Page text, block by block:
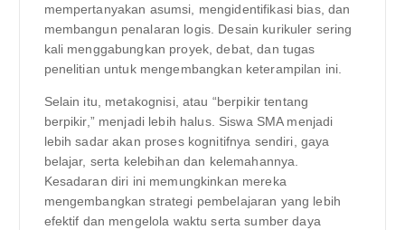
mempertanyakan asumsi, mengidentifikasi bias, dan
membangun penalaran logis. Desain kurikuler sering
kali menggabungkan proyek, debat, dan tugas
penelitian untuk mengembangkan keterampilan ini.
Selain itu, metakognisi, atau “berpikir tentang
berpikir,” menjadi lebih halus. Siswa SMA menjadi
lebih sadar akan proses kognitifnya sendiri, gaya
belajar, serta kelebihan dan kelemahannya.
Kesadaran diri ini memungkinkan mereka
mengembangkan strategi pembelajaran yang lebih
efektif dan mengelola waktu serta sumber daya